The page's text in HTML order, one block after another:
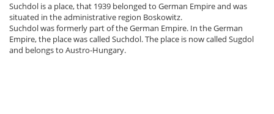
Suchdol is a place, that 1939 belonged to German Empire and was
situated in the administrative region Boskowitz.
Suchdol was formerly part of the German Empire. In the German
Empire, the place was called Suchdol. The place is now called Sugdol
and belongs to Austro-Hungary.